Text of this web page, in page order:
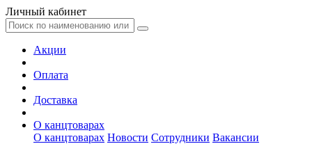
Личный кабинет
Акции
Оплата
Доставка
О канцтоварах
О канцтоварах Новости Сотрудники Вакансии